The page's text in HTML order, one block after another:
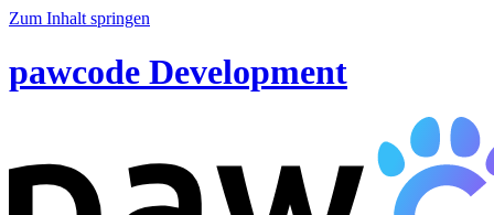
Zum Inhalt springen
pawcode Development